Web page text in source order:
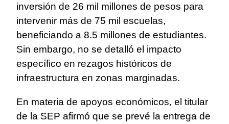
inversión de 26 mil millones de pesos para
intervenir más de 75 mil escuelas,
beneficiando a 8.5 millones de estudiantes.
Sin embargo, no se detalló el impacto
específico en rezagos históricos de
infraestructura en zonas marginadas.
En materia de apoyos económicos, el titular
de la SEP afirmó que se prevé la entrega de